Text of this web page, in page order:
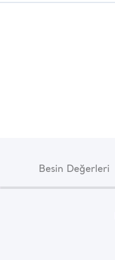
Besin Değerleri